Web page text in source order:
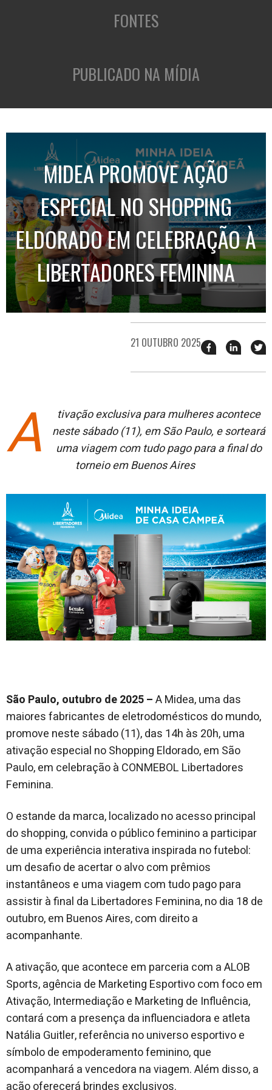
FONTES
PUBLICADO NA MÍDIA
MIDEA PROMOVE AÇÃO
ESPECIAL NO SHOPPING
ELDORADO EM CELEBRAÇÃO À
LIBERTADORES FEMININA
21 OUTUBRO 2025 Compartilhar
esse
no
esse
no
A
tivação exclusiva para mulheres acontece
neste sábado (11), em São Paulo, e sorteará
uma viagem com tudo pago para a final do
torneio em Buenos Aires
São Paulo, outubro de 2025 –A Midea, uma das
maiores fabricantes de eletrodomésticos do mundo,
promove neste sábado (11), das 14h às 20h, uma
ativação especial no Shopping Eldorado, em São
Paulo, em celebração à CONMEBOL Libertadores
Feminina.
O estande da marca, localizado no acesso principal
do shopping, convida o público feminino a participar
de uma experiência interativa inspirada no futebol:
um desafio de acertar o alvo com prêmios
instantâneos e uma viagem com tudo pago para
assistir à final da Libertadores Feminina, no dia 18 de
outubro, em Buenos Aires, com direito a
acompanhante.
A ativação, que acontece em parceria com a ALOB
Sports, agência de Marketing Esportivo com foco em
Ativação, Intermediação e Marketing de Influência,
contará com a presença da influenciadora e atleta
Natália Guitler, referência no universo esportivo e
símbolo de empoderamento feminino, que
acompanhará a vencedora na viagem. Além disso, a
ação oferecerá brindes exclusivos.